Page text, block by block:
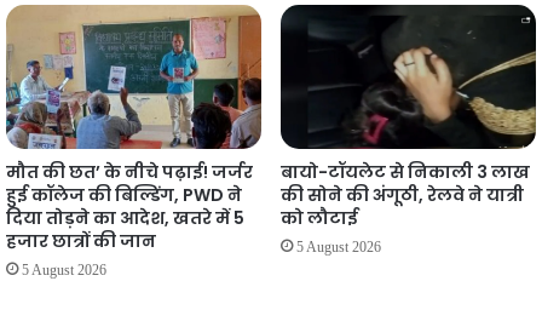
मौत की छत’ के नीचे पढ़ाई! जर्जर
हुई कॉलेज की बिल्डिंग, PWD ने
दिया तोड़ने का आदेश, खतरे में 5
हजार छात्रों की जान
5 August 2026
बायो-टॉयलेट से निकाली 3 लाख
की सोने की अंगूठी, रेलवे ने यात्री
को लौटाई
5 August 2026